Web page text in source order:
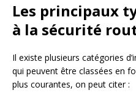
Les principaux
à la sécurité
Il existe plusieurs catégories
qui peuvent être classées en
plus courantes, on peut citer :